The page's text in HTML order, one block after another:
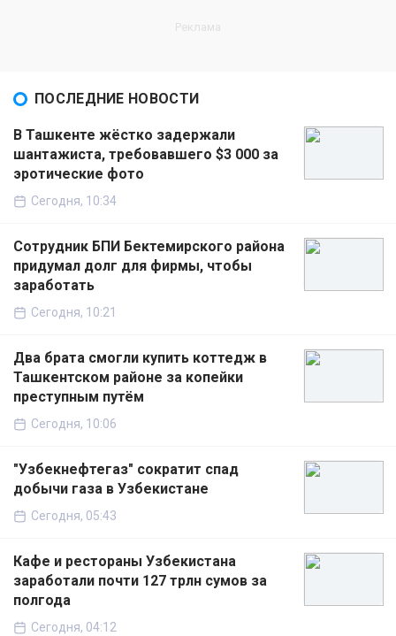
ПОСЛЕДНИЕ НОВОСТИ
В Ташкенте жёстко задержали
шантажиста, требовавшего $3 000 за
эротические фото
Сегодня, 10:34
Сотрудник БПИ Бектемирского района
придумал долг для фирмы, чтобы
заработать
Сегодня, 10:21
Два брата смогли купить коттедж в
Ташкентском районе за копейки
преступным путём
Сегодня, 10:06
"Узбекнефтегаз" сократит спад
добычи газа в Узбекистане
Сегодня, 05:43
Кафе и рестораны Узбекистана
заработали почти 127 трлн сумов за
полгода
Сегодня, 04:12